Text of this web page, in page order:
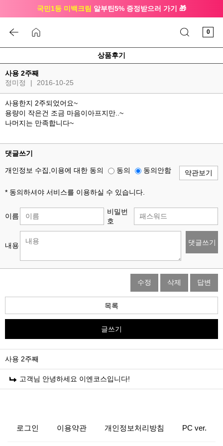
국민1등 미백크림 알부틴5% 증정받으러 가기 🎁
0
상품후기
사용 2주째
정미정
| 2016-10-25
사용한지 2주되었어요~
용량이 작은건 조금 마음이아프지만..~
나머지는 만족합니다~
댓글쓰기
개인정보 수집,이용에 대한 동의 동의 동의안함 약관보기
* 동의하셔야 서비스를 이용하실 수 있습니다.
이름
비밀번
호
내용 댓글쓰기
수정 삭제 답변
목록
글쓰기
사용 2주째
고객님 안녕하세요 이엔코스입니다!
로그인 이용약관 개인정보처리방침 PC ver.